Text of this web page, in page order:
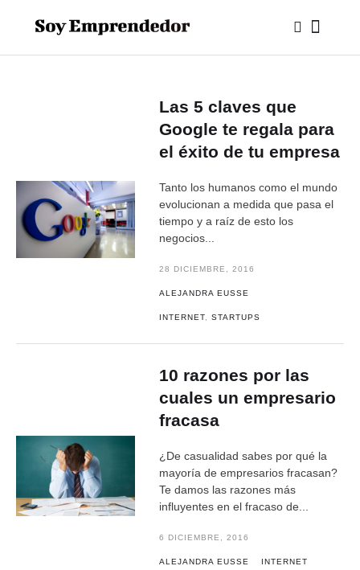
Las 5 claves que
Google te regala para
el éxito de tu empresa
Tanto los humanos como el mundo
evolucionan a medida que pasa el
tiempo y a raíz de esto los
negocios...
28 DICIEMBRE, 2016
ALEJANDRA EUSSE
INTERNET ,STARTUPS
10 razones por las
cuales un empresario
fracasa
¿De casualidad sabes por qué la
mayoría de empresarios fracasan?
Te damos las razones más
influyentes en el fracaso de...
6 DICIEMBRE, 2016
ALEJANDRA EUSSE INTERNET